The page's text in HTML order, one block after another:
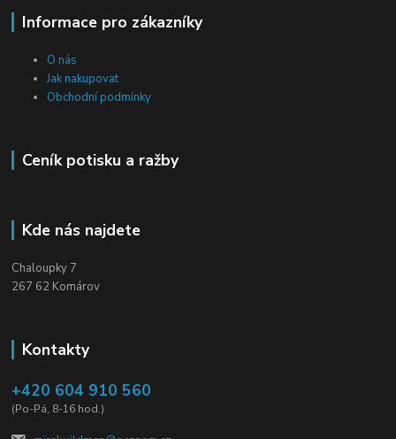
Informace pro zákazníky
O nás
Jak nakupovat
Obchodní podmínky
Ceník potisku a ražby
Kde nás najdete
Chaloupky 7
267 62 Komárov
Kontakty
+420 604 910 560
(Po-Pá, 8-16 hod.)